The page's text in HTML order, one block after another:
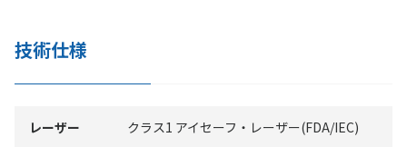
技術仕様
レーザー クラス1 アイセーフ・レーザー(FDA/IEC)